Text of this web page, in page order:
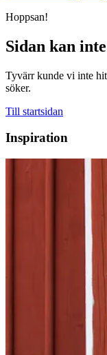
Hoppsan!
Sidan kan
Tyvärr kunde vi inte
söker.
Till startsidan
Inspiration